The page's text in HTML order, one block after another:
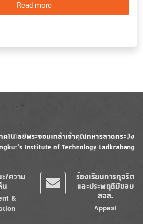
Read moreabout Plant production
/ความ
น
&
ร้องเรียนการทุจริต
และประพฤติมิชอบ
สจล.
Appeal